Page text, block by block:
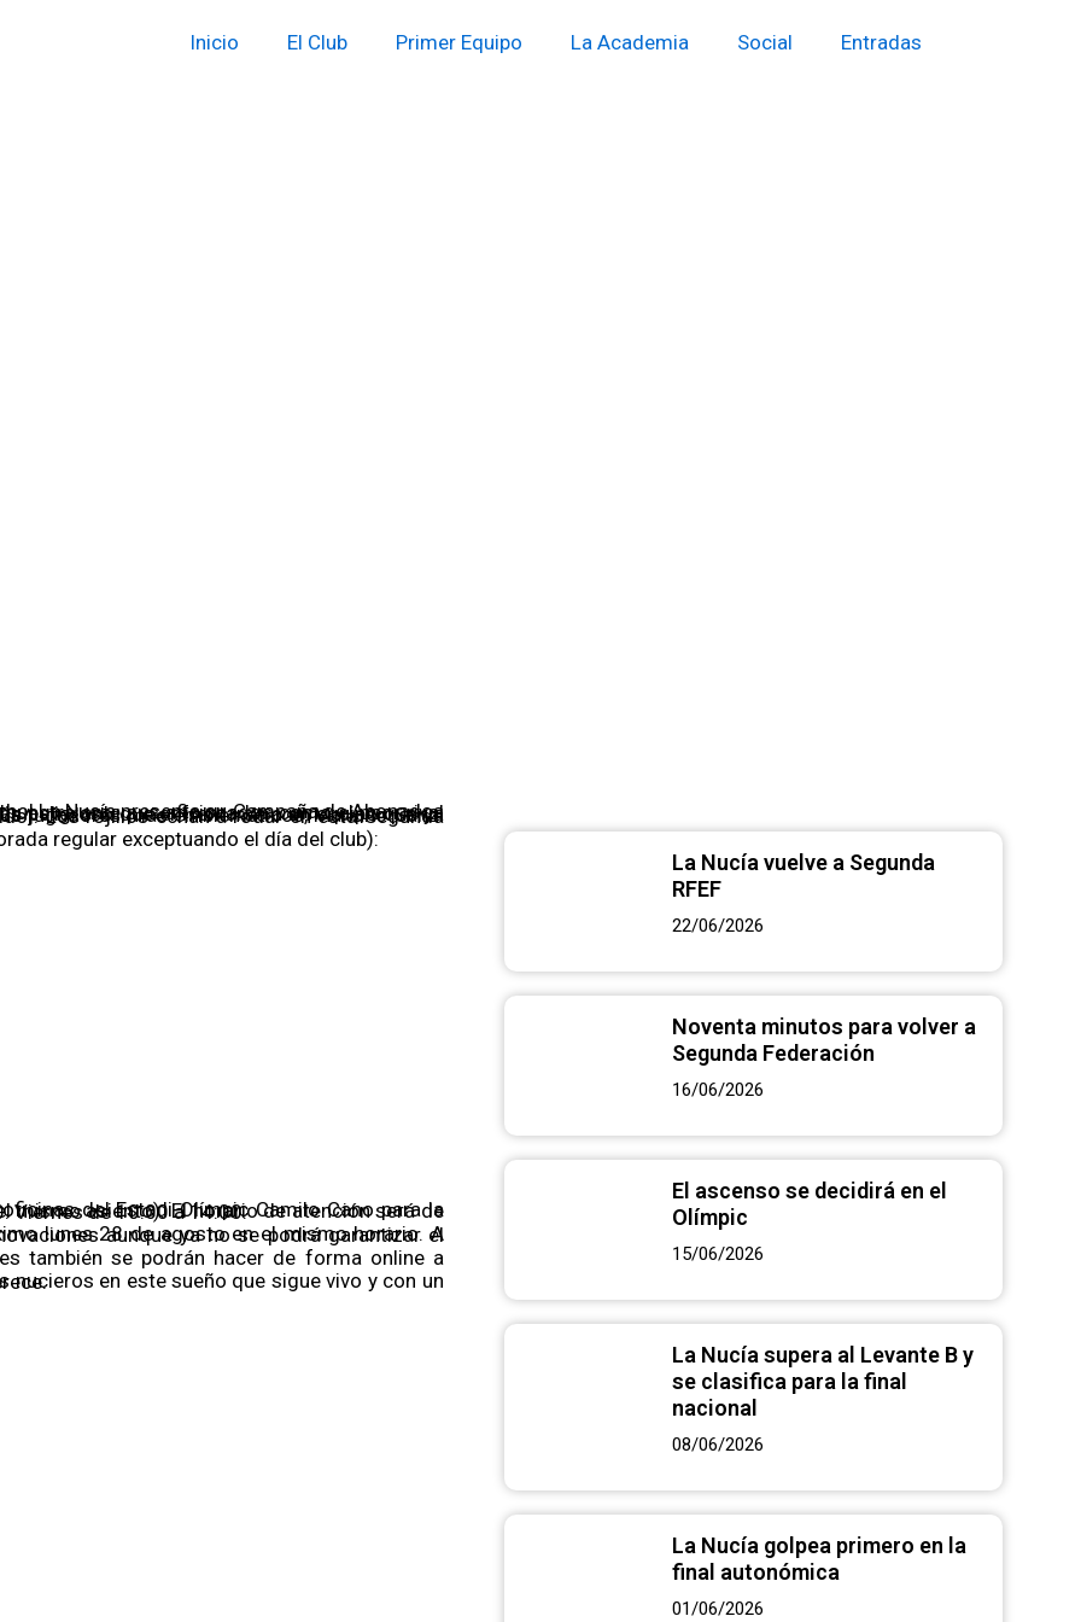
Inicio
El Club Primer Equipo La Academia Social Entradas
regular exceptuando el día del club):
será de lunes a jueves de 10:00 a 14:00 y de 17:00 a 20:00. Viernes de 10:00 a 14:00.
se merece.
La Nucía vuelve a Segunda
RFEF
22/06/2026
Noventa minutos para volver a
Segunda Federación
16/06/2026
El ascenso se decidirá en el
Olímpic
15/06/2026
La Nucía supera al Levante B y
se clasifica para la final
nacional
08/06/2026
La Nucía golpea primero en la
final autonómica
01/06/2026